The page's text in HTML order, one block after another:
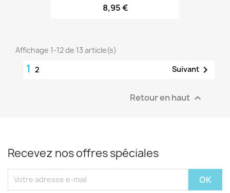
8,95 €
Affichage 1-12 de 13 article(s)
1 2 Suivant 
Retour en haut 
Recevez nos offres spéciales